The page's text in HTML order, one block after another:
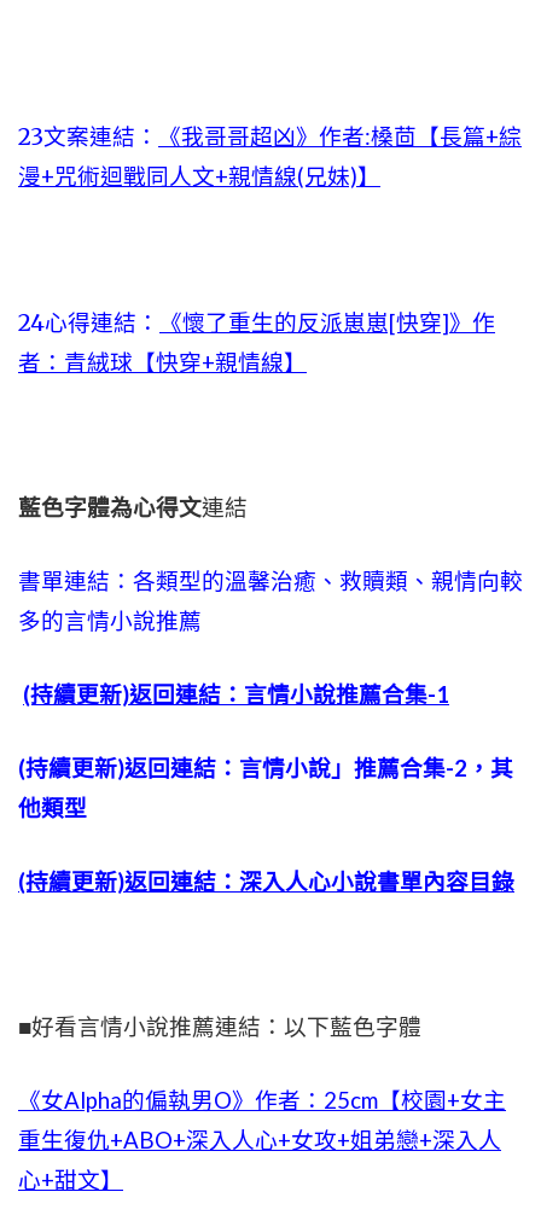
23文案連結：
《我哥哥超凶》作者:槡茴【長篇+綜
漫+咒術迴戰同人文+親情線(兄妹)】
24心得連結：
《懷了重生的反派崽崽[快穿]》作
者：青絨球【快穿+親情線】
藍色字體為心得文連結
書單連結：各類型的溫馨治癒、救贖類、親情向較
多的言情小說推薦
(持續更新)返回連結：言情小說推薦合集-1
(持續更新)返回連結：言情小說」推薦合集-2，其
他類型
(持續更新)返回連結：深入人心小說書單內容目錄
■好看言情小說推薦連結：以下藍色字體
《女Alpha的偏執男O》作者：25cm【校園+女主
重生復仇+ABO+深入人心+女攻+姐弟戀+深入人
心+甜文】